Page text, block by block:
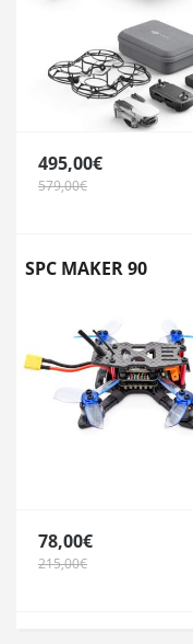
495,00€
579,00€
SPC MAKER 90
78,00€
215,00€